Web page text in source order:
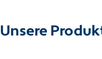
Unsere